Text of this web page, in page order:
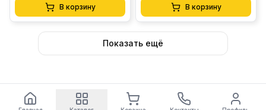
В корзину В корзину
Показать ещё